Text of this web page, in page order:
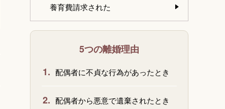
養育費請求された
5つの離婚理由
1. 配偶者に不貞な行為があったとき
2. 配偶者から悪意で遺棄されたとき